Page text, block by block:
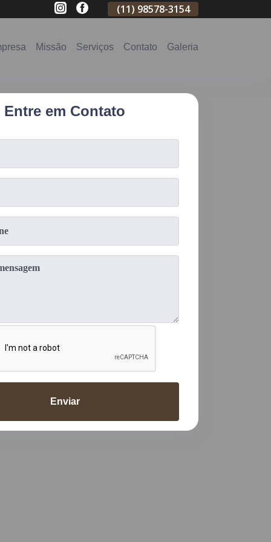
2796-3704 (11) 98578-3154
Missão Serviços Contato Galeria
Entre em Contato
Enviar